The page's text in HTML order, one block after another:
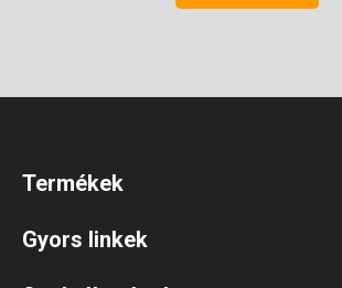
Termékek
Gyors linkek